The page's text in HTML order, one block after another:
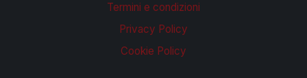
Termini e condizioni
Privacy Policy
Cookie Policy